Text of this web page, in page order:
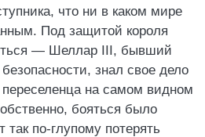
что ни в каком мире
Под защитой короля
— Шеллар III, бывший
знал свое дело
переселенца на самом видном
бояться было
так по-глупому потерять